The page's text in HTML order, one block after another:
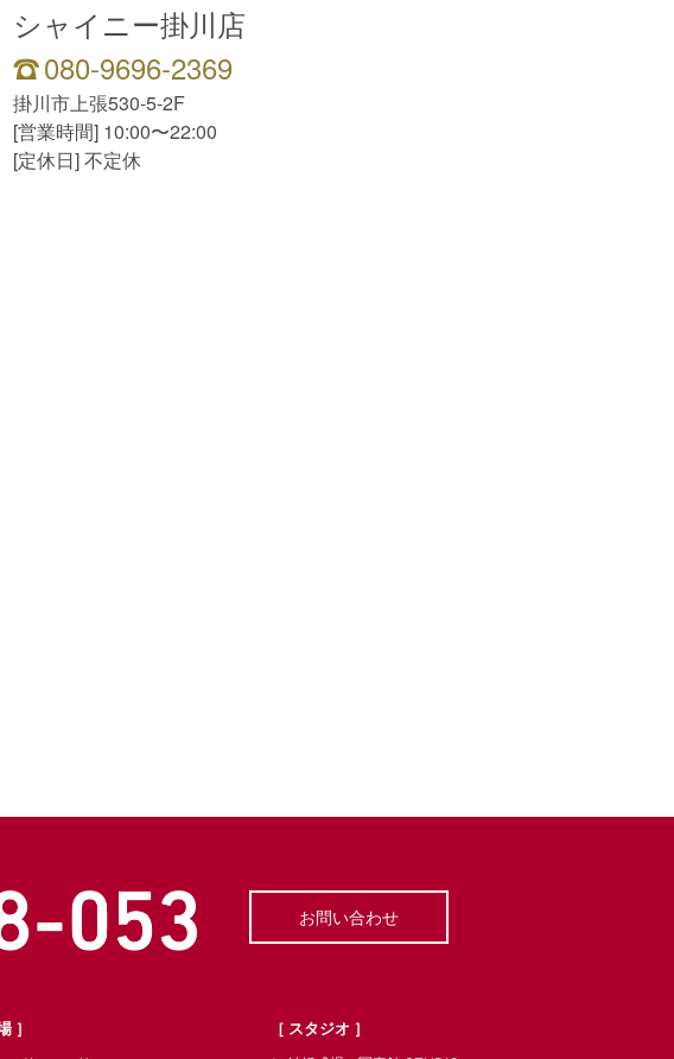
シャイニー掛川店
080-9696-2369
掛川市上張530-5-2F
[営業時間] 10:00〜22:00
[定休日] 不定休
お問い合わせ
］ ［ スタジオ ］